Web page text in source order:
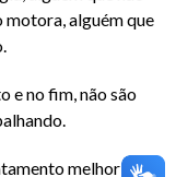
motora, alguém que
e no fim, não são
melhor e